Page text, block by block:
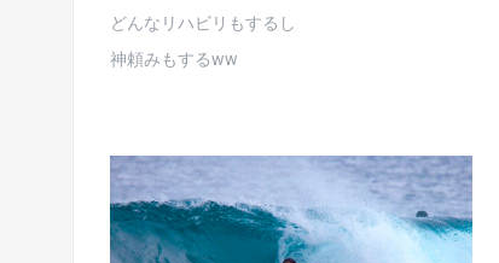
どんなリハビリもするし
神頼みもするww